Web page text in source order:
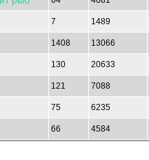
7 1489
1408 13066
130 20633
121 7088
75 6235
66 4584